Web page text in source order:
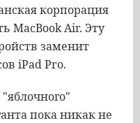
корпорация
MacBook Air. Эту
заменит
iPad Pro.
пока никак не